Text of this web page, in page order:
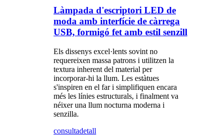
Làmpada d'escriptori LED de
moda amb interfície de càrrega
USB, formigó fet amb estil senzill
Els dissenys excel·lents sovint no
requereixen massa patrons i utilitzen la
textura inherent del material per
incorporar-hi la llum. Les estàtues
s'inspiren en el far i simplifiquen encara
més les línies estructurals, i finalment va
néixer una llum nocturna moderna i
senzilla.
consultadetall